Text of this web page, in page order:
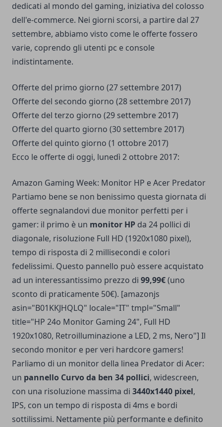
dedicati al mondo del gaming, iniziativa del colosso
dell'e-commerce. Nei giorni scorsi, a partire dal 27
settembre, abbiamo visto come le offerte fossero
varie, coprendo gli utenti pc e console
indistintamente.
Offerte del primo giorno (27 settembre 2017)
Offerte del secondo giorno (28 settembre 2017)
Offerte del terzo giorno (29 settembre 2017)
Offerte del quarto giorno (30 settembre 2017)
Offerte del quinto giorno (1 ottobre 2017)
Ecco le offerte di oggi, lunedì 2 ottobre 2017:
Amazon Gaming Week: Monitor HP e Acer Predator
Partiamo bene se non benissimo questa giornata di
offerte segnalandovi due monitor perfetti per i
gamer: il primo è un monitor HP da 24 pollici di
diagonale, risoluzione Full HD (1920x1080 pixel),
tempo di risposta di 2 millisecondi e colori
fedelissimi. Questo pannello può essere acquistato
ad un interessantissimo prezzo di 99,99€(uno
sconto di praticamente 50€). [amazonjs
asin="B01KKJHQLQ" locale="IT" tmpl="Small"
title="HP 24o Monitor Gaming 24", Full HD
1920x1080, Retroilluminazione a LED, 2 ms, Nero"] Il
secondo monitor e per veri hardcore gamers!
Parliamo di un monitor della linea Predator di Acer:
un pannello Curvo da ben 34 pollici, widescreen,
con una risoluzione massima di 3440x1440 pixel,
IPS, con un tempo di risposta di 4ms e bordi
sottilissimi. Nettamente più performante e definito